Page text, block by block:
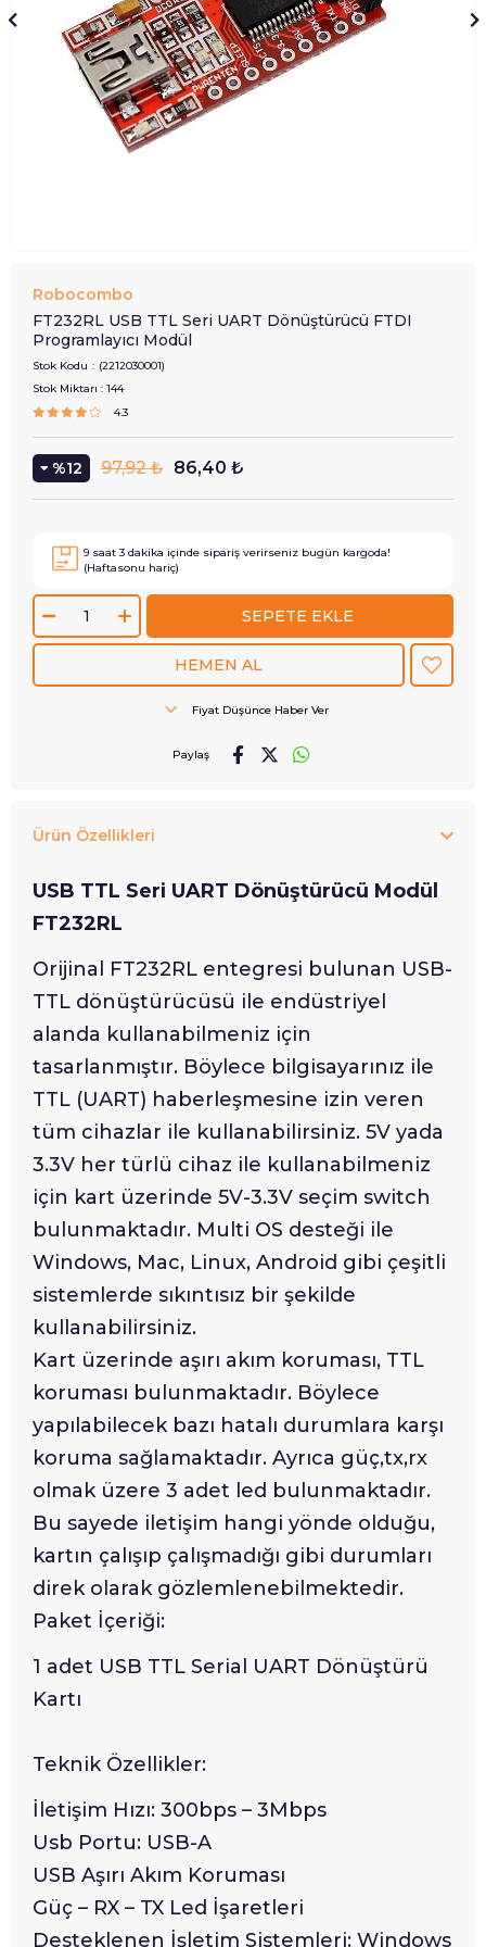
Robocombo
FT232RL USB TTL Seri UART Dönüştürücü FTDI
Programlayıcı Modül
Stok Kodu
(2212030001)
Stok Miktarı : 144
4.3
12 97,92 ₺ 86,40 ₺
9 saat3 dakika içinde sipariş verirseniz bugün kargoda!
(Haftasonu hariç)
Fiyat Düşünce Haber Ver
Paylaş
Ürün Özellikleri
USB TTL Seri UART Dönüştürücü Modül
FT232RL
Orijinal FT232RL entegresi bulunan USB-
TTL dönüştürücüsü ile endüstriyel
alanda kullanabilmeniz için
tasarlanmıştır. Böylece bilgisayarınız ile
TTL (UART) haberleşmesine izin veren
tüm cihazlar ile kullanabilirsiniz. 5V yada
3.3V her türlü cihaz ile kullanabilmeniz
için kart üzerinde 5V-3.3V seçim switch
bulunmaktadır. Multi OS desteği ile
Windows, Mac, Linux, Android gibi çeşitli
sistemlerde sıkıntısız bir şekilde
kullanabilirsiniz.
Kart üzerinde aşırı akım koruması, TTL
koruması bulunmaktadır. Böylece
yapılabilecek bazı hatalı durumlara karşı
koruma sağlamaktadır. Ayrıca güç,tx,rx
olmak üzere 3 adet led bulunmaktadır.
Bu sayede iletişim hangi yönde olduğu,
kartın çalışıp çalışmadığı gibi durumları
direk olarak gözlemlenebilmektedir.
Paket İçeriği:
1 adet USB TTL Serial UART Dönüştürü
Kartı
Teknik Özellikler:
İletişim Hızı: 300bps – 3Mbps
Usb Portu: USB-A
USB Aşırı Akım Koruması
Güç – RX – TX Led İşaretleri
Desteklenen İşletim Sistemleri: Windows